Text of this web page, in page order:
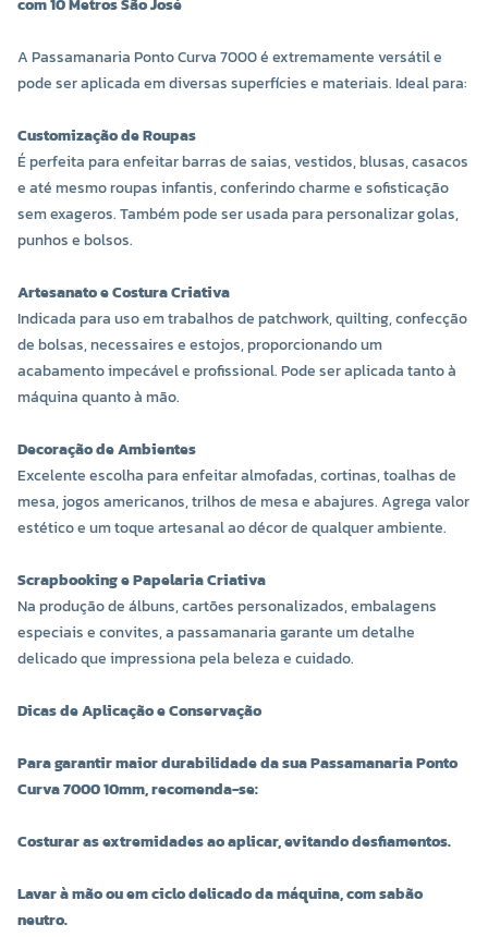
R$ 6,60 UNIDADE
R$ 6,60 UNIDADE
COR 0016
R$ 6,60 UNIDADE
- + - +
COR 0018
- + - +
com 10 Metros São José
A Passamanaria Ponto Curva 7000 é extremamente versátil e
pode ser aplicada em diversas superfícies e materiais. Ideal para:
Customização de Roupas
É perfeita para enfeitar barras de saias, vestidos, blusas, casacos
e até mesmo roupas infantis, conferindo charme e sofisticação
sem exageros. Também pode ser usada para personalizar golas,
punhos e bolsos.
Artesanato e Costura Criativa
Indicada para uso em trabalhos de patchwork, quilting, confecção
de bolsas, necessaires e estojos, proporcionando um
acabamento impecável e profissional. Pode ser aplicada tanto à
máquina quanto à mão.
Decoração de Ambientes
Excelente escolha para enfeitar almofadas, cortinas, toalhas de
mesa, jogos americanos, trilhos de mesa e abajures. Agrega valor
estético e um toque artesanal ao décor de qualquer ambiente.
Scrapbooking e Papelaria Criativa
Na produção de álbuns, cartões personalizados, embalagens
especiais e convites, a passamanaria garante um detalhe
delicado que impressiona pela beleza e cuidado.
Dicas de Aplicação e Conservação
Para garantir maior durabilidade da sua Passamanaria Ponto
Curva 7000 10mm, recomenda-se:
Costurar as extremidades ao aplicar, evitando desfiamentos.
Lavar à mão ou em ciclo delicado da máquina, com sabão
neutro.